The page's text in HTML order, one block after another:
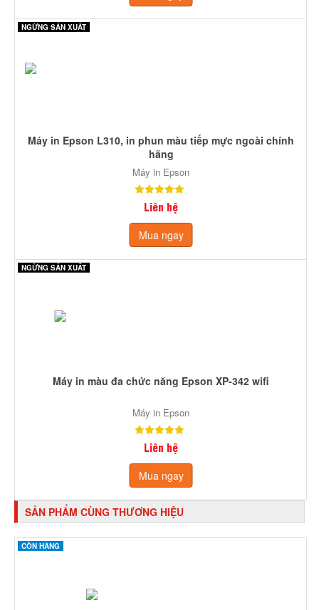
NGỪNG SẢN XUẤT
Máy in Epson L310, in phun màu tiếp mực ngoài chính
hãng
Máy in Epson
Liên hệ
Mua ngay
NGỪNG SẢN XUẤT
Máy in màu đa chức năng Epson XP-342 wifi
Máy in Epson
Liên hệ
Mua ngay
SẢN PHẨM CÙNG THƯƠNG HIỆU
CÒN HÀNG